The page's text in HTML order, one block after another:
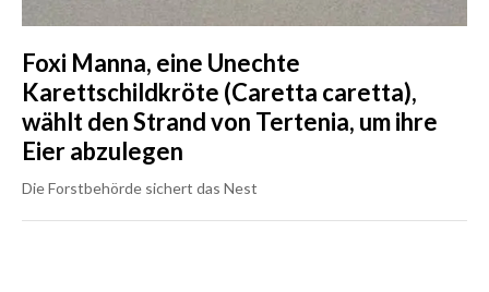
Foxi Manna, eine Unechte
Karettschildkröte (Caretta caretta),
wählt den Strand von Tertenia, um ihre
Eier abzulegen
Die Forstbehörde sichert das Nest